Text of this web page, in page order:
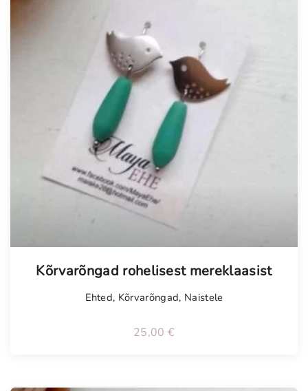
Kõrvarõngad rohelisest mereklaasist
Ehted, Kõrvarõngad, Naistele
25,00 €